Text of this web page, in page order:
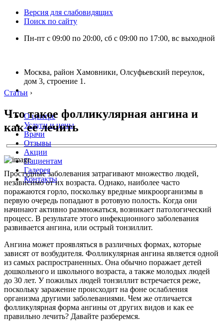
Версия для слабовидящих
Поиск по сайту
Пн-пт с 09:00 по 20:00, сб с 09:00 по 17:00, вс выходной
Москва, район Хамовники, Олсуфьевский переулок,
дом 3, строение 1.
О центре
Услуги и цены
Врачи
Отзывы
Акции
Пациентам
Галерея
Контакты
Статьи ›
Что такое фолликулярная ангина и
как ее лечить
Простудные заболевания затрагивают множество людей,
независимо от их возраста. Однако, наиболее часто
поражаются горло, поскольку вредные микроорганизмы в
первую очередь попадают в ротовую полость. Когда они
начинают активно размножаться, возникает патологический
процесс. В результате этого инфекционного заболевания
развивается ангина, или острый тонзиллит.
Ангина может проявляться в различных формах, которые
зависят от возбудителя. Фолликулярная ангина является одной
из самых распространенных. Она обычно поражает детей
дошкольного и школьного возраста, а также молодых людей
до 30 лет. У пожилых людей тонзиллит встречается реже,
поскольку заражение происходит на фоне ослабления
организма другими заболеваниями. Чем же отличается
фолликулярная форма ангины от других видов и как ее
правильно лечить? Давайте разберемся.